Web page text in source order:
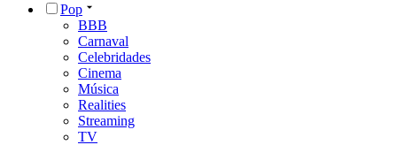
Pop
BBB
Carnaval
Celebridades
Cinema
Música
Realities
Streaming
TV